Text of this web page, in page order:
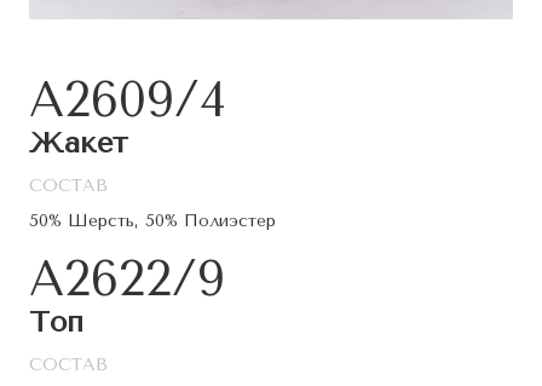
A2609/4
Жакет
СОСТАВ
50% Шерсть, 50% Полиэстер
A2622/9
Топ
СОСТАВ